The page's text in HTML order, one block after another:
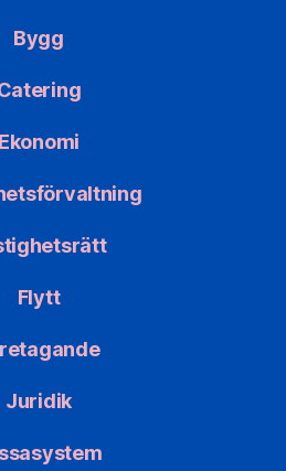
Bygg
Ekonomi
Flytt
Juridik